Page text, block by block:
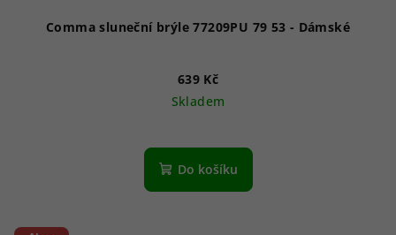
Comma sluneční brýle 77209PU 79 53 - Dámské
639 Kč
Skladem
Do košíku